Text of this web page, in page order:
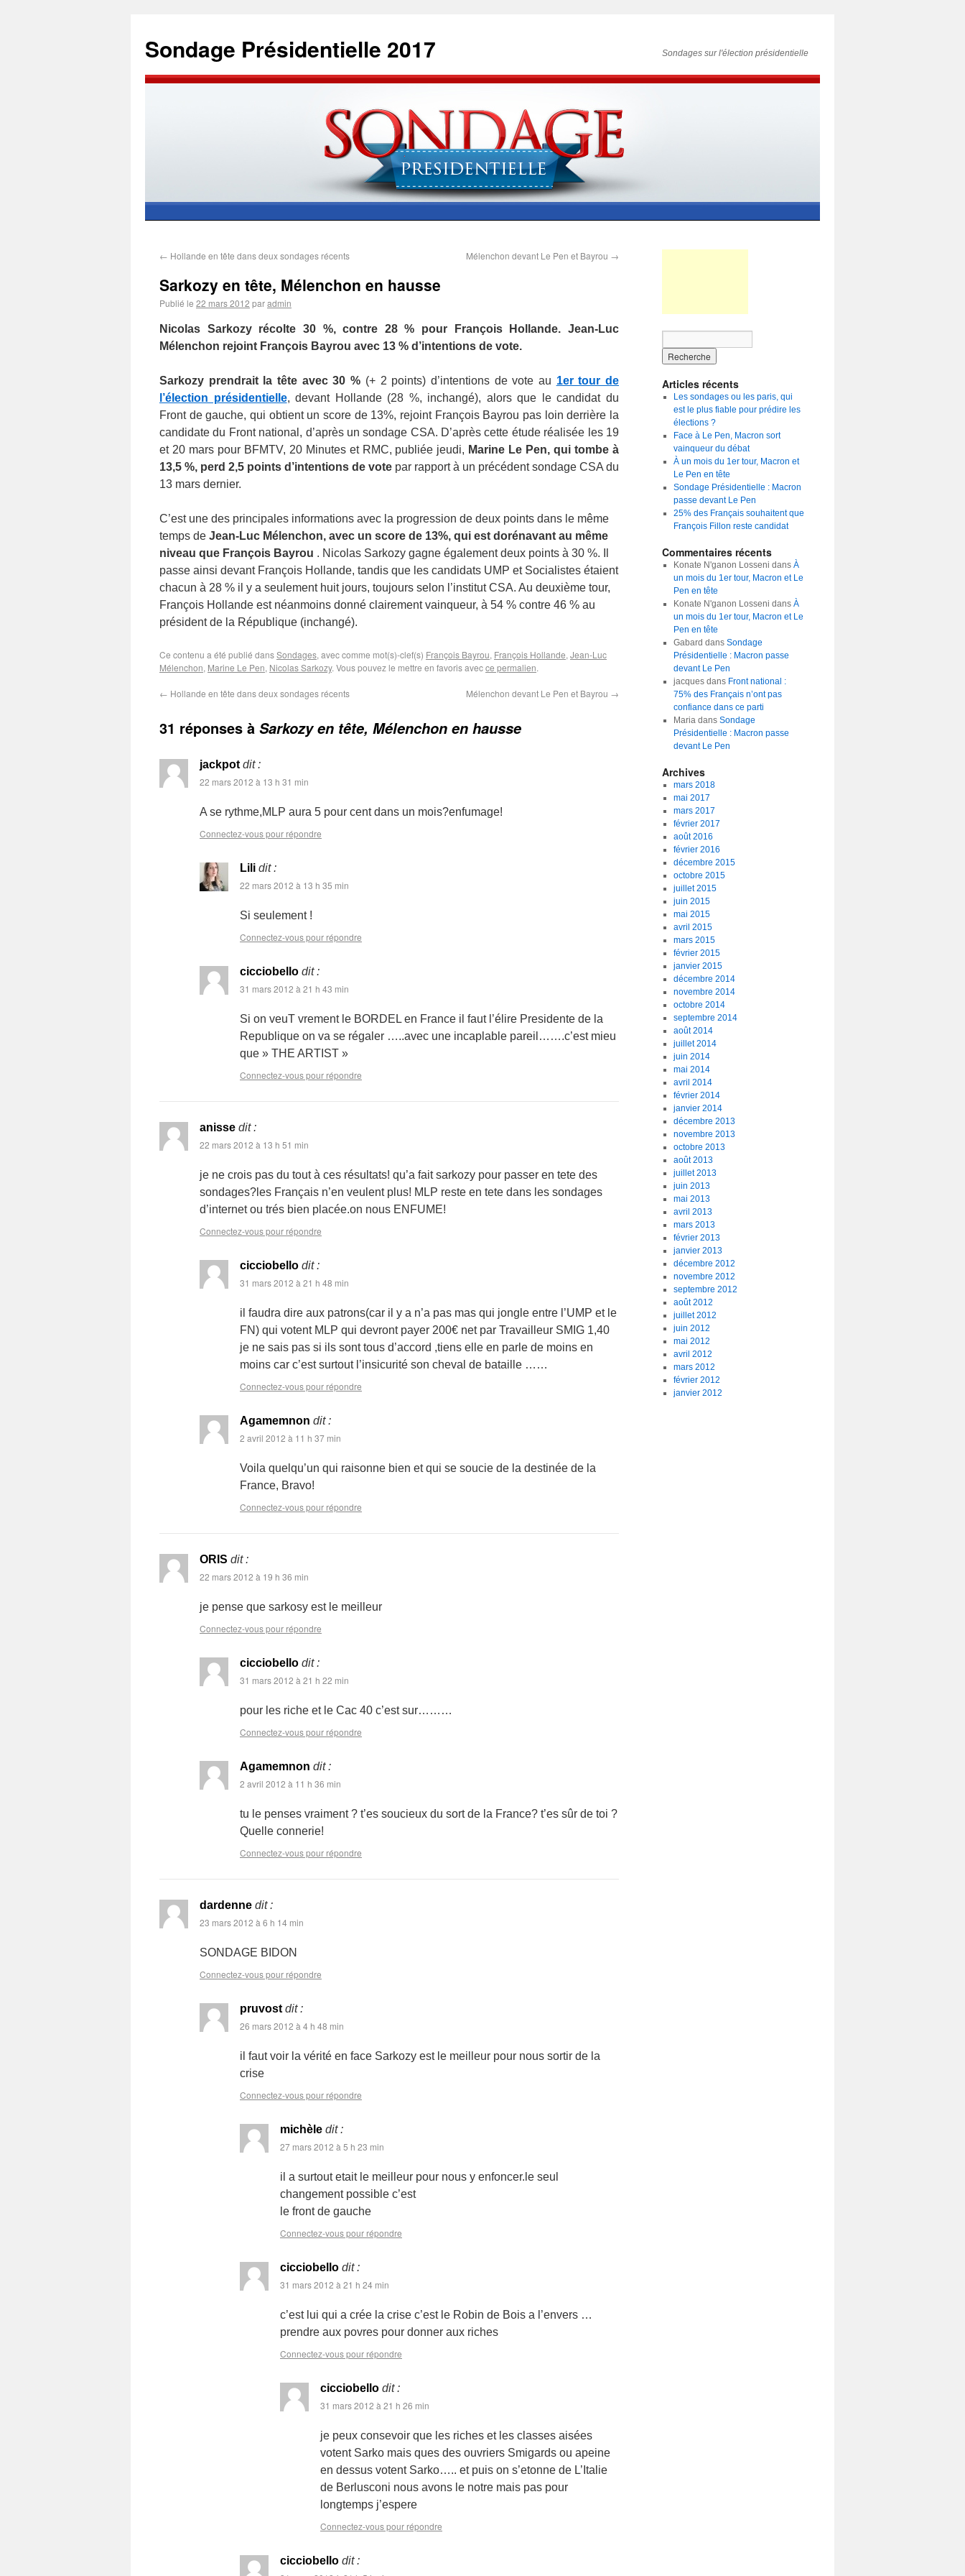
Sondage Présidentielle 2017 Sondages sur l'élection présidentielle
← Hollande en tête dans deux sondages récents Mélenchon devant Le Pen et Bayrou →
Sarkozy en tête, Mélenchon en hausse
Publié le 22 mars 2012 paradmin
Nicolas Sarkozy récolte 30 %, contre 28 % pour François Hollande. Jean-Luc
Mélenchon rejoint François Bayrou avec 13 % d’intentions de vote.
Sarkozy prendrait la tête avec 30 % (+ 2 points) d’intentions de vote au 1er tour de
l’élection présidentielle, devant Hollande (28 %, inchangé), alors que le candidat du
Front de gauche, qui obtient un score de 13%, rejoint François Bayrou pas loin derrière la
candidate du Front national, d’après un sondage CSA. D’après cette étude réalisée les 19
et 20 mars pour BFMTV, 20 Minutes et RMC, publiée jeudi, Marine Le Pen, qui tombe à
13,5 %, perd 2,5 points d’intentions de vote par rapport à un précédent sondage CSA du
13 mars dernier.
C’est une des principales informations avec la progression de deux points dans le même
temps de Jean-Luc Mélenchon, avec un score de 13%, qui est dorénavant au même
niveau que François Bayrou . Nicolas Sarkozy gagne également deux points à 30 %. Il
passe ainsi devant François Hollande, tandis que les candidats UMP et Socialistes étaient
chacun à 28 % il y a seulement huit jours, toujours selon l’institut CSA. Au deuxième tour,
François Hollande est néanmoins donné clairement vainqueur, à 54 % contre 46 % au
président de la République (inchangé).
Ce contenu a été publié dansSondages, avec comme mot(s)-clef(s) François Bayrou, François Hollande, Jean-Luc
Mélenchon, Marine Le Pen, Nicolas Sarkozy. Vous pouvez le mettre en favoris avecce permalien.
← Hollande en tête dans deux sondages récents Mélenchon devant Le Pen et Bayrou →
31 réponses à Sarkozy en tête, Mélenchon en hausse
jackpot dit :
22 mars 2012 à 13 h 31 min
A se rythme,MLP aura 5 pour cent dans un mois?enfumage!
Connectez-vous pour répondre
Lili dit :
22 mars 2012 à 13 h 35 min
Si seulement !
Connectez-vous pour répondre
cicciobello dit :
31 mars 2012 à 21 h 43 min
Si on veuT vrement le BORDEL en France il faut l’élire Presidente de la
Republique on va se régaler …..avec une incaplable pareil…….c’est mieu
que » THE ARTIST »
Connectez-vous pour répondre
anisse dit :
22 mars 2012 à 13 h 51 min
je ne crois pas du tout à ces résultats! qu’a fait sarkozy pour passer en tete des
sondages?les Français n’en veulent plus! MLP reste en tete dans les sondages
d’internet ou trés bien placée.on nous ENFUME!
Connectez-vous pour répondre
cicciobello dit :
31 mars 2012 à 21 h 48 min
il faudra dire aux patrons(car il y a n’a pas mas qui jongle entre l’UMP et le
FN) qui votent MLP qui devront payer 200€ net par Travailleur SMIG 1,40
je ne sais pas si ils sont tous d’accord ,tiens elle en parle de moins en
moins car c’est surtout l’insicurité son cheval de bataille ……
Connectez-vous pour répondre
Agamemnon dit :
2 avril 2012 à 11 h 37 min
Voila quelqu’un qui raisonne bien et qui se soucie de la destinée de la
France, Bravo!
Connectez-vous pour répondre
ORIS dit :
22 mars 2012 à 19 h 36 min
je pense que sarkosy est le meilleur
Connectez-vous pour répondre
cicciobello dit :
31 mars 2012 à 21 h 22 min
pour les riche et le Cac 40 c’est sur………
Connectez-vous pour répondre
Agamemnon dit :
2 avril 2012 à 11 h 36 min
tu le penses vraiment ? t’es soucieux du sort de la France? t’es sûr de toi ?
Quelle connerie!
Connectez-vous pour répondre
dardenne dit :
23 mars 2012 à 6 h 14 min
SONDAGE BIDON
Connectez-vous pour répondre
pruvost dit :
26 mars 2012 à 4 h 48 min
il faut voir la vérité en face Sarkozy est le meilleur pour nous sortir de la
crise
Connectez-vous pour répondre
michèle dit :
27 mars 2012 à 5 h 23 min
il a surtout etait le meilleur pour nous y enfoncer.le seul
changement possible c’est
le front de gauche
Connectez-vous pour répondre
cicciobello dit :
31 mars 2012 à 21 h 24 min
c’est lui qui a crée la crise c’est le Robin de Bois a l’envers …
prendre aux povres pour donner aux riches
Connectez-vous pour répondre
cicciobello dit :
31 mars 2012 à 21 h 26 min
je peux consevoir que les riches et les classes aisées
votent Sarko mais ques des ouvriers Smigards ou apeine
en dessus votent Sarko….. et puis on s’etonne de L’Italie
de Berlusconi nous avons le notre mais pas pour
longtemps j’espere
Connectez-vous pour répondre
cicciobello dit :
Articles récents
Les sondages ou les paris, qui
est le plus fiable pour prédire les
élections ?
Face à Le Pen, Macron sort
vainqueur du débat
À un mois du 1er tour, Macron et
Le Pen en tête
Sondage Présidentielle : Macron
passe devant Le Pen
25% des Français souhaitent que
François Fillon reste candidat
Commentaires récents
Konate N'ganon Losseni dans À
un mois du 1er tour, Macron et Le
Pen en tête
Konate N'ganon Losseni dans À
un mois du 1er tour, Macron et Le
Pen en tête
Gabard dans Sondage
Présidentielle : Macron passe
devant Le Pen
jacques dans Front national :
75% des Français n’ont pas
confiance dans ce parti
Maria dans Sondage
Présidentielle : Macron passe
devant Le Pen
Archives
mars 2018
mai 2017
mars 2017
février 2017
août 2016
février 2016
décembre 2015
octobre 2015
juillet 2015
juin 2015
mai 2015
avril 2015
mars 2015
février 2015
janvier 2015
décembre 2014
novembre 2014
octobre 2014
septembre 2014
août 2014
juillet 2014
juin 2014
mai 2014
avril 2014
février 2014
janvier 2014
décembre 2013
novembre 2013
octobre 2013
août 2013
juillet 2013
juin 2013
mai 2013
avril 2013
mars 2013
février 2013
janvier 2013
décembre 2012
novembre 2012
septembre 2012
août 2012
juillet 2012
juin 2012
mai 2012
avril 2012
mars 2012
février 2012
janvier 2012